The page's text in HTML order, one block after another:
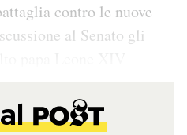
contro le nuove
al Senato gli